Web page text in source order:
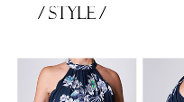
てる一着。
ピース